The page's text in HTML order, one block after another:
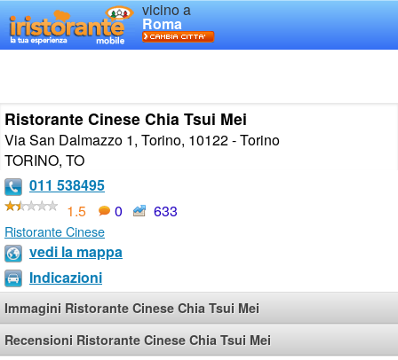
vicino a
Roma
Ristorante Cinese Chia Tsui Mei
Via San Dalmazzo 1, Torino, 10122 - Torino
TORINO, TO
011 538495
1.5
0 633
Ristorante Cinese
vedi la mappa
Indicazioni
Immagini Ristorante Cinese Chia Tsui Mei
Recensioni Ristorante Cinese Chia Tsui Mei